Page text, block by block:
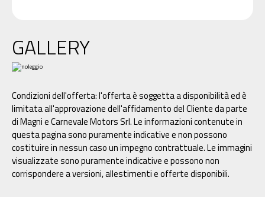
GALLERY
Condizioni dell'offerta: l'offerta è soggetta a disponibilità ed è
limitata all'approvazione dell'affidamento del Cliente da parte
di Magni e Carnevale Motors Srl. Le informazioni contenute in
questa pagina sono puramente indicative e non possono
costituire in nessun caso un impegno contrattuale. Le immagini
visualizzate sono puramente indicative e possono non
corrispondere a versioni, allestimenti e offerte disponibili.